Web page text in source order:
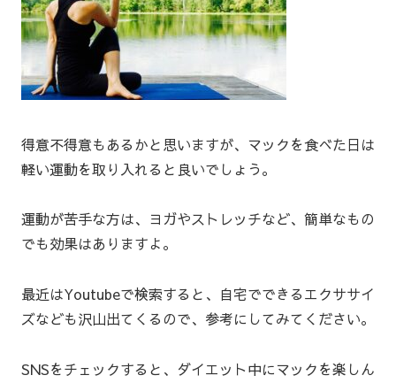
得意不得意もあるかと思いますが、マックを食べた日は
軽い運動を取り入れると良いでしょう。
運動が苦手な方は、ヨガやストレッチなど、簡単なもの
でも効果はありますよ。
最近はYoutubeで検索すると、自宅でできるエクササイ
ズなども沢山出てくるので、参考にしてみてください。
SNSをチェックすると、ダイエット中にマックを楽しん